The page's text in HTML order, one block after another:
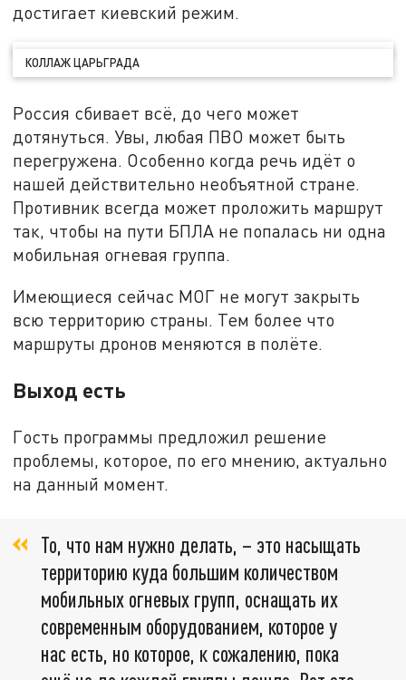
достигает киевский режим.
КОЛЛАЖ ЦАРЬГРАДА
Россия сбивает всё, до чего может
дотянуться. Увы, любая ПВО может быть
перегружена. Особенно когда речь идёт о
нашей действительно необъятной стране.
Противник всегда может проложить маршрут
так, чтобы на пути БПЛА не попалась ни одна
мобильная огневая группа.
Имеющиеся сейчас МОГ не могут закрыть
всю территорию страны. Тем более что
маршруты дронов меняются в полёте.
Выход есть
Гость программы предложил решение
проблемы, которое, по его мнению, актуально
на данный момент.
То, что нам нужно делать, – это насыщать
территорию куда большим количеством
мобильных огневых групп, оснащать их
современным оборудованием, которое у
нас есть, но которое, к сожалению, пока